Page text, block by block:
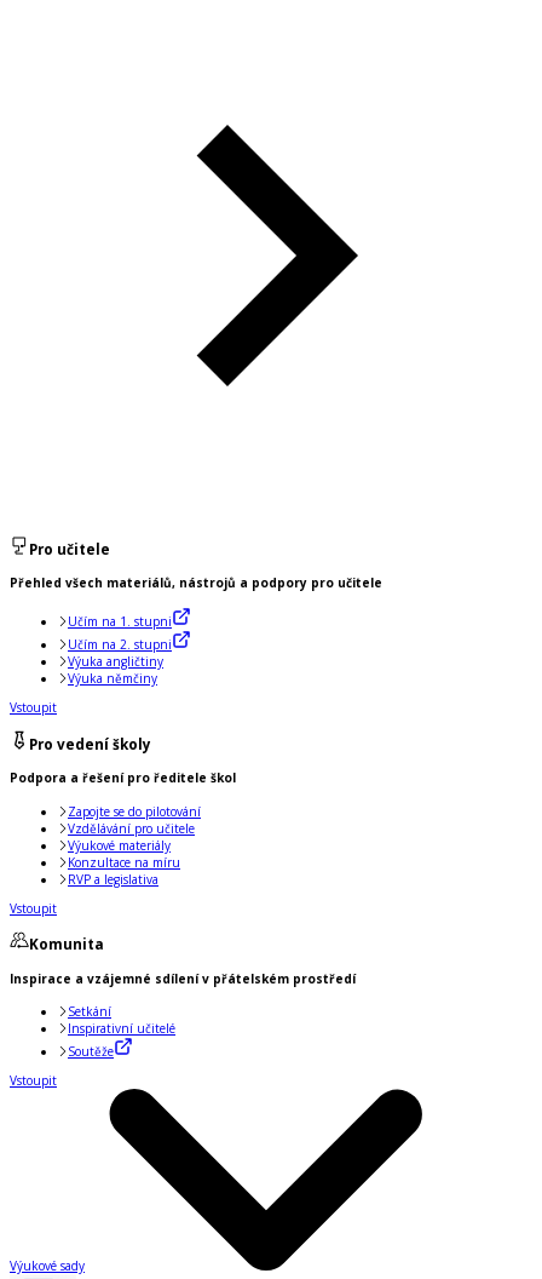
Pro učitele
Přehled všech materiálů, nástrojů a podpory pro učitele
Učím na 1. stupni
Učím na 2. stupni
Výuka angličtiny
Výuka němčiny
Vstoupit
Pro vedení školy
Podpora a řešení pro ředitele škol
Zapojte se do pilotování
Vzdělávání pro učitele
Výukové materiály
Konzultace na míru
RVP a legislativa
Vstoupit
Komunita
Inspirace a vzájemné sdílení v přátelském prostředí
Setkání
Inspirativní učitelé
Soutěže
Vstoupit
Výukové sady